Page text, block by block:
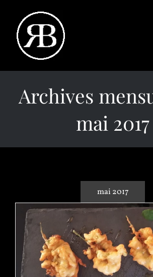
Archives
mai 2017
mai 2017